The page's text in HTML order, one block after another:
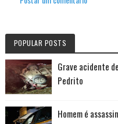
POPULAR POSTS
Grave acidente
Pedrito
Homem é